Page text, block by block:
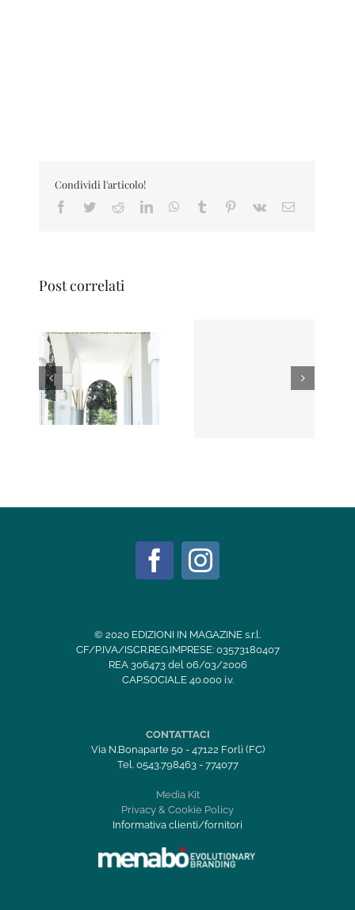
Condividi l'articolo!
Facebook
TwitterRedditLinkedInWhatsApp
Tumblr Pinterest
Vk Email
Post correlati
DOME IN Magazine
2019
DOME IN Magazine
© 2020 EDIZIONI IN MAGAZINE s.r.l.
CF/P.IVA/ISCR.REG.IMPRESE: 03573180407
REA 306473 del 06/03/2006
CAP.SOCIALE 40.000 i.v.
CONTATTACI
Via N.Bonaparte 50 - 47122 Forlì (FC)
Tel. 0543.798463 - 774077
Media Kit
Privacy & Cookie Policy
Informativa clienti/fornitori